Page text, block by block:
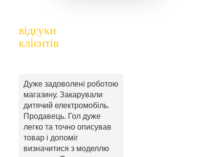
відгуки
клієнтів
Дуже задоволені роботою
магазину. Закарували
дитячий електромобіль.
Продавець. Гол дуже
легко та точно описував
товар і допоміг
визначитися з моделлю